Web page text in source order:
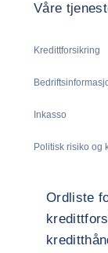
Våre
Kredittforsikring
Inkasso
Politisk risiko og
Ordliste